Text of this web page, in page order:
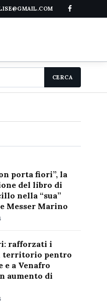
CERCA
porta fiori”, la
del libro di
nella “sua”
Messer Marino
rafforzati i
territorio pentro
e a Venafro
aumento di